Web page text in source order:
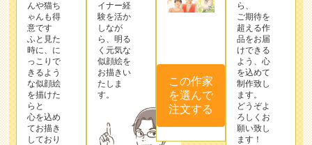
んや猫ち
ゃんも得
意です
ふと見た
時に、に
っこりで
きるよう
な似顔絵
を描けた
らと
心を込め
てお描き
しており
イナー経
験を活か
しなが
ら、明る
く元気な
似顔絵を
お描きい
たしま
す。
この作家
を選んで
注文する
ら、
ご期待を
超える作
品をお届
けできる
よう、心
を込めて
制作致し
ます。
どうぞよ
ろしくお
願い致し
ます！